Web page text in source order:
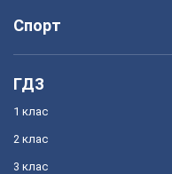
Спорт
ГДЗ
1 клас
2 клас
3 клас